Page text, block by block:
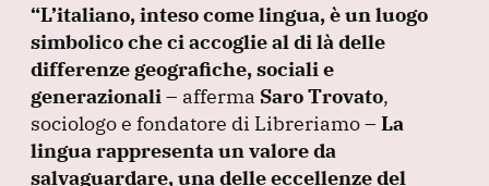
“L’italiano, inteso come lingua, è un luogo
simbolico che ci accoglie al di là delle
differenze geografiche, sociali e
generazionali – afferma Saro Trovato,
sociologo e fondatore di Libreriamo – La
lingua rappresenta un valore da
salvaguardare, una delle eccellenze del